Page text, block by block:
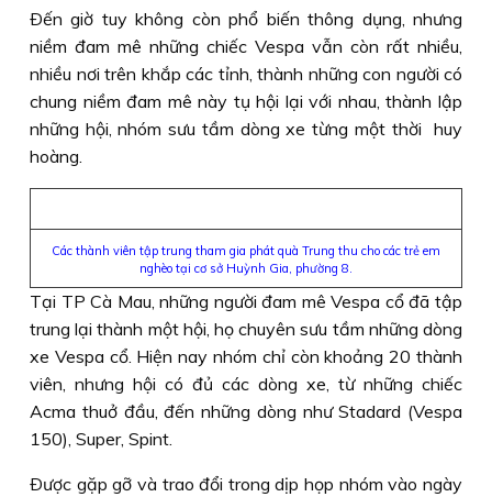
Ðến giờ tuy không còn phổ biến thông dụng, nhưng
niềm đam mê những chiếc Vespa vẫn còn rất nhiều,
nhiều nơi trên khắp các tỉnh, thành những con người có
chung niềm đam mê này tụ hội lại với nhau, thành lập
những hội, nhóm sưu tầm dòng xe từng một thời huy
hoàng.
Các thành viên tập trung tham gia phát quà Trung thu cho các trẻ em
nghèo tại cơ sở Huỳnh Gia, phường 8.
Tại TP Cà Mau, những người đam mê Vespa cổ đã tập
trung lại thành một hội, họ chuyên sưu tầm những dòng
xe Vespa cổ. Hiện nay nhóm chỉ còn khoảng 20 thành
viên, nhưng hội có đủ các dòng xe, từ những chiếc
Acma thuở đầu, đến những dòng như Stadard (Vespa
150), Super, Spint.
Ðược gặp gỡ và trao đổi trong dịp họp nhóm vào ngày